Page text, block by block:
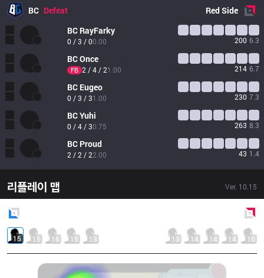
BC Defeat RedSide
BC RayFarky
0 / 3 / 00.00 200 6.3
BCOnce
FB 2 / 4 / 21.00 214 6.7
BC Eugeo
0 / 3 / 31.00 230 7.3
BCYuhi
0 / 4 / 30.75 263 8.3
BC Proud
2 / 2 / 22.00 43 1.4
리플레이 맵 Ver. 10.15
15 15 16 15 13 13 14 14 14 10